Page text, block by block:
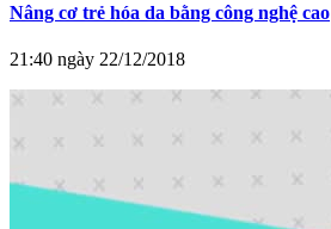
Nâng cơ trẻ hóa da bằng công nghệ cao
21:40 ngày 22/12/2018